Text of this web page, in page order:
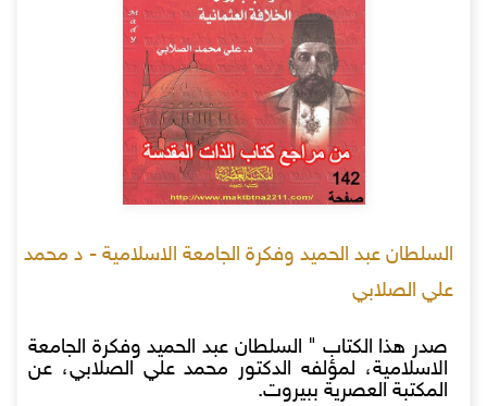
السلطان عبد الحميد وفكرة الجامعة الاسلامية - د محمد
علي الصلابي
صدر هذا الكتاب " السلطان عبد الحميد وفكرة الجامعة
الاسلامية، لمؤلفه الدكتور محمد علي الصلابي، عن
المكتبة العصرية ببيروت.